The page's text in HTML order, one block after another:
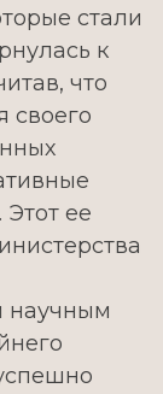
стали
к
что
своего
Этот ее
научным